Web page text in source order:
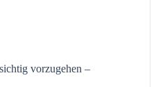
vorzugehen –